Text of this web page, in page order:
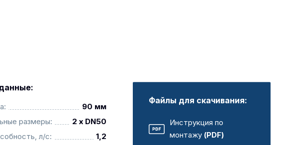
90 мм
размеры:
2 x DN50
л/с:
1,2
Файлы для скачивания:
Инструкция по
монтажу (PDF)